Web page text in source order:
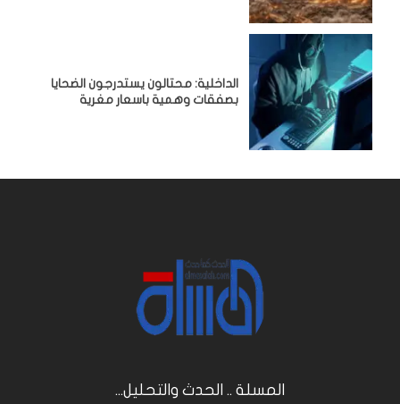
الداخلية: محتالون يستدرجون الضحايا
بصفقات وهمية باسعار مغرية
المسلة .. الحدث والتحليل...